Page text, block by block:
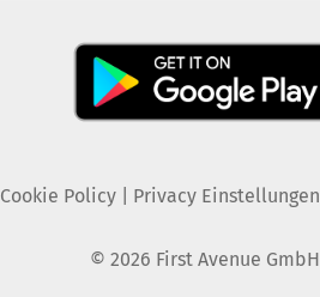
Cookie Policy| Privacy Einstellungen
© 2026 First Avenue GmbH